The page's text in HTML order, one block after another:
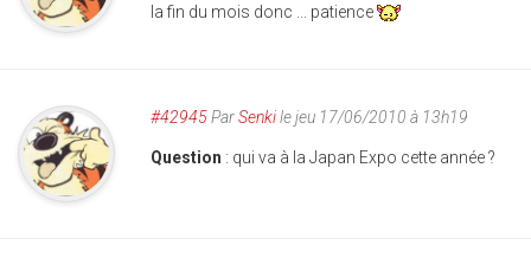
la fin du mois donc ... patience
#42945ParSenkile jeu 17/06/2010 à 13h19
Question : qui va à la Japan Expo cette année ?